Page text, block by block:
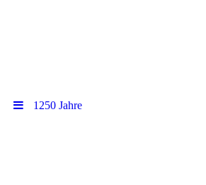
1250 Jahre